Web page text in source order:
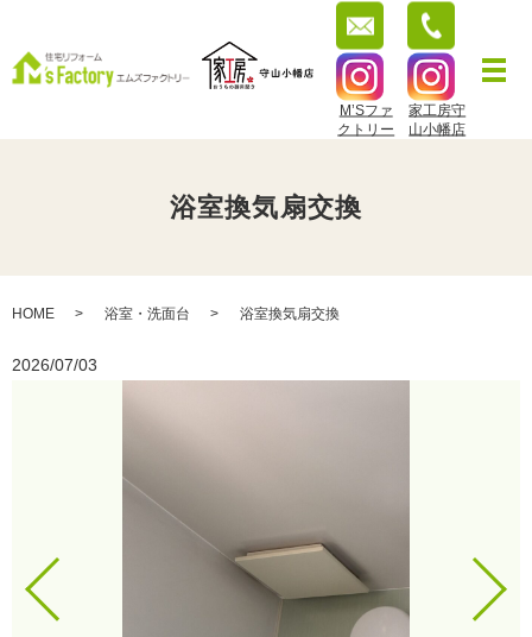
M’Sファ
クトリー
家工房守
山小幡店
浴室換気扇交換
HOME 浴室・洗面台 浴室換気扇交換
2026/07/03